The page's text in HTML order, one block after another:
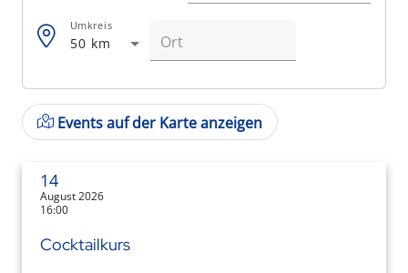
50 km
Umkreis
Events auf der Karte anzeigen
14
August 2026
16:00
Cocktailkurs